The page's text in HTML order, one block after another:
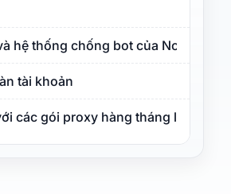
hệ thống chống bot của North
tài khoản
các gói proxy hàng tháng linh hoạt